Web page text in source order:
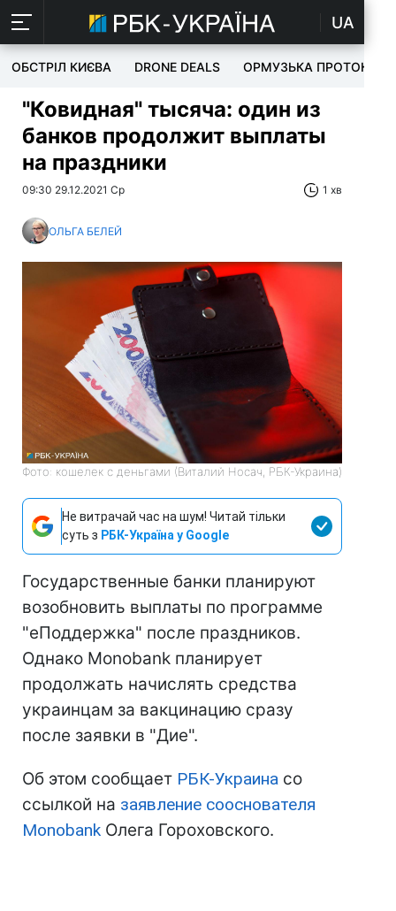
UA
ОБСТРІЛ КИЄВА DRONE DEALS ОРМУЗЬКА ПРОТОКА
"Ковидная" тысяча: один из
банков продолжит выплаты
на праздники
09:30 29.12.2021 Ср 1 хв
ОЛЬГА БЕЛЕЙ
Фото: кошелек с деньгами (Виталий Носач, РБК-Украина)
Не витрачай час на шум! Читай тільки
суть з РБК-Україна у Google
Государственные банки планируют
возобновить выплаты по программе
"еПоддержка" после праздников.
Однако Monobank планирует
продолжать начислять средства
украинцам за вакцинацию сразу
после заявки в "Дие".
Об этом сообщает РБК-Украина со
ссылкой на заявление сооснователя
Monobank Олега Гороховского.